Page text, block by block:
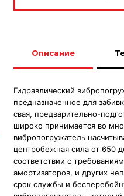
Описание
Гидравлический
предназначенное для
свая, предварительно-
широко принимается во
вибропогружатель
центробежная сила от 650
соответствии с
амортизаторов, и других
срок службы и